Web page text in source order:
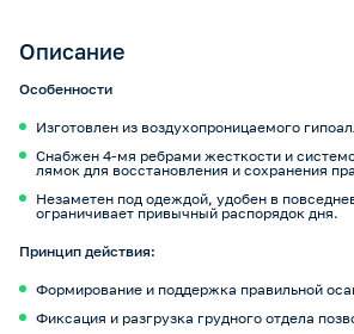
Описание
Особенности
Изготовлен из воздухопроницаемого
Снабжен 4-мя ребрами жесткости и
лямок для восстановления и сохранения
Незаметен под одеждой, удобен в
ограничивает привычный распорядок дня.
Принцип действия:
Формирование и поддержка правильной
Фиксация и разгрузка грудного отдела